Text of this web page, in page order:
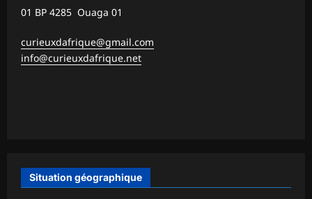
01 BP 4285 Ouaga 01
curieuxdafrique@gmail.com
info@curieuxdafrique.net
Situation géographique